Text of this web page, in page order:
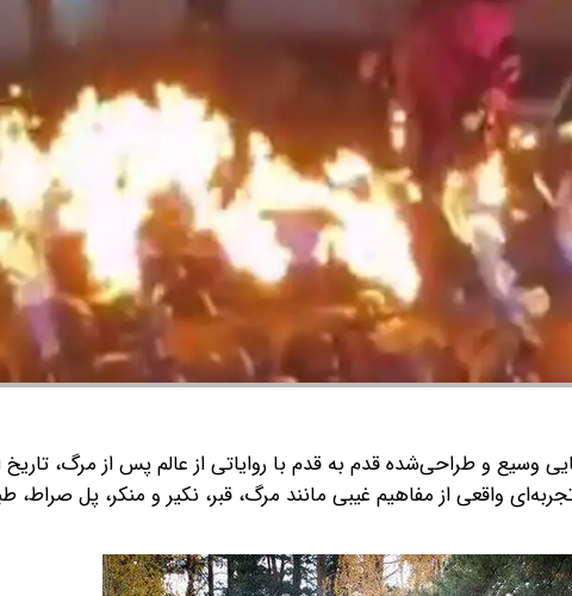
وسیع و طراحی‌شده قدم به قدم با روایاتی از عالم پس از مرگ، تاریخ
واقعی از مفاهیم غیبی مانند مرگ، قبر، نکیر و منکر، پل صراط،